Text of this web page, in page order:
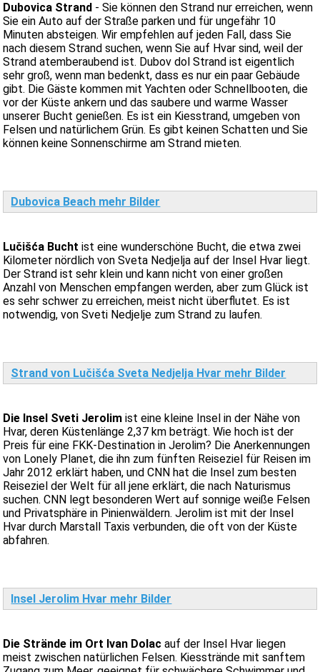
Dubovica Strand - Sie können den Strand nur erreichen, wenn
Sie ein Auto auf der Straße parken und für ungefähr 10
Minuten absteigen. Wir empfehlen auf jeden Fall, dass Sie
nach diesem Strand suchen, wenn Sie auf Hvar sind, weil der
Strand atemberaubend ist. Dubov dol Strand ist eigentlich
sehr groß, wenn man bedenkt, dass es nur ein paar Gebäude
gibt. Die Gäste kommen mit Yachten oder Schnellbooten, die
vor der Küste ankern und das saubere und warme Wasser
unserer Bucht genießen. Es ist ein Kiesstrand, umgeben von
Felsen und natürlichem Grün. Es gibt keinen Schatten und Sie
können keine Sonnenschirme am Strand mieten.
Dubovica Beach mehr Bilder
Lučišća Bucht ist eine wunderschöne Bucht, die etwa zwei
Kilometer nördlich von Sveta Nedjelja auf der Insel Hvar liegt.
Der Strand ist sehr klein und kann nicht von einer großen
Anzahl von Menschen empfangen werden, aber zum Glück ist
es sehr schwer zu erreichen, meist nicht überflutet. Es ist
notwendig, von Sveti Nedjelje zum Strand zu laufen.
Strand von Lučišća Sveta Nedjelja Hvar mehr Bilder
Die Insel Sveti Jerolim ist eine kleine Insel in der Nähe von
Hvar, deren Küstenlänge 2,37 km beträgt. Wie hoch ist der
Preis für eine FKK-Destination in Jerolim? Die Anerkennungen
von Lonely Planet, die ihn zum fünften Reiseziel für Reisen im
Jahr 2012 erklärt haben, und CNN hat die Insel zum besten
Reiseziel der Welt für all jene erklärt, die nach Naturismus
suchen. CNN legt besonderen Wert auf sonnige weiße Felsen
und Privatsphäre in Pinienwäldern. Jerolim ist mit der Insel
Hvar durch Marstall Taxis verbunden, die oft von der Küste
abfahren.
Insel Jerolim Hvar mehr Bilder
Die Strände im Ort Ivan Dolacauf der Insel Hvar liegen
meist zwischen natürlichen Felsen. Kiesstrände mit sanftem